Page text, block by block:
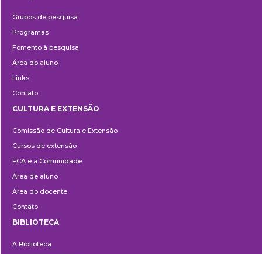
Grupos de pesquisa
Programas
Fomento à pesquisa
Área do aluno
Links
Contato
e
Extensão
CULTURA E EXTENSÃO
Comissão de Cultura e Extensão
Cursos de extensão
ECA e a Comunidade
Área de aluno
Área do docente
Contato
BIBLIOTECA
A Biblioteca